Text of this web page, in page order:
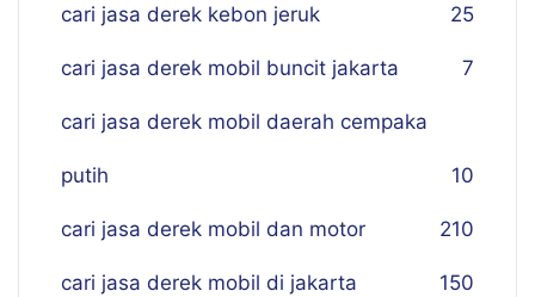
cari jasa derek kebon jeruk 25
cari jasa derek mobil buncit jakarta 7
cari jasa derek mobil daerah cempaka
putih 10
cari jasa derek mobil dan motor 210
cari jasa derek mobil di jakarta 150